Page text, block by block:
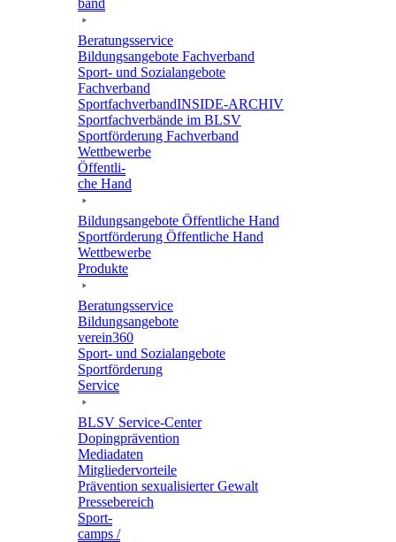
band
Bera­tungs­ser­vice
Bildungs­an­ge­bote Fachverband
Sport- und Sozi­al­an­ge­bote
Fachverband
Sport­fach­ver­ban­d­IN­SIDE-ARCHIV
Sport­fach­ver­bände im BLSV
Sport­för­de­rung Fachverband
Wett­be­werbe
Öffent­li­
che Hand
Bildungs­an­ge­bote Öffent­li­che Hand
Sport­för­de­rung Öffent­li­che Hand
Wett­be­werbe
Produkte
Bera­tungs­ser­vice
Bildungs­an­ge­bote
verein360
Sport- und Sozialangebote
Sport­för­de­rung
Service
BLSV Service-Center
Doping­prä­ven­tion
Media­da­ten
Mitglie­der­vor­teile
Präven­tion sexua­li­sier­ter Gewalt
Pres­se­be­reich
Sport­
camps /